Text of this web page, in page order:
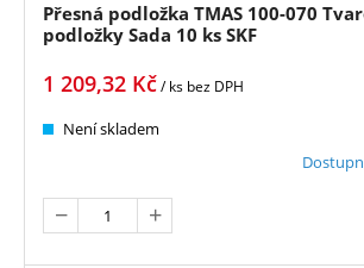
Přesná podložka TMAS 100-070
podložky Sada 10 ks SKF
1 209,32 Kč/ ks bez DPH
Není skladem